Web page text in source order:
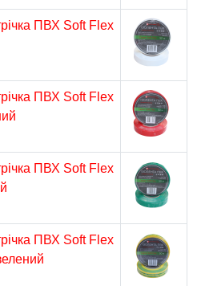
ПВХ Soft Flex
ПВХ Soft Flex
ПВХ Soft Flex
ПВХ Soft Flex